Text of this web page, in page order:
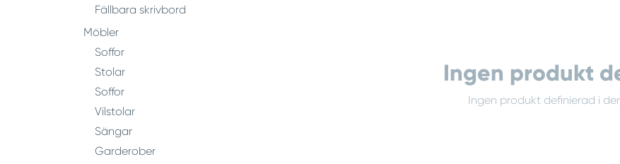
Fällbara skrivbord
Möbler
Soffor
Stolar
Soffor
Vilstolar
Sängar
Garderober
Ingen produkt
Ingen produkt definierad i